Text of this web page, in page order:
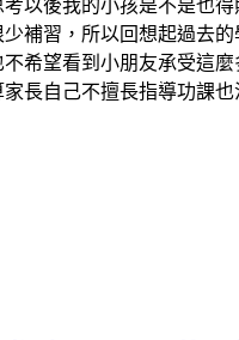
以後我的小孩是不是也得
補習，所以回想起過去
希望看到小朋友承受這麼
長自己不擅長指導功課